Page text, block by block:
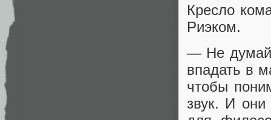
Кресло
Риэком.
— Не думай,
впадать в
чтобы
звук. И они